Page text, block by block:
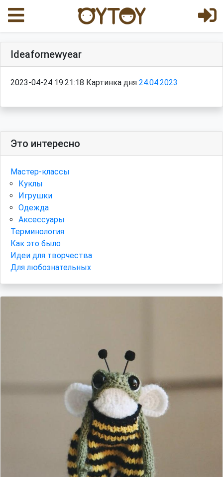
Ideafornewyear
2023-04-24 19:21:18 Картинка дня 24.04.2023
Это интересно
Мастер-классы
Куклы
Игрушки
Одежда
Аксессуары
Терминология
Как это было
Идеи для творчества
Для любознательных